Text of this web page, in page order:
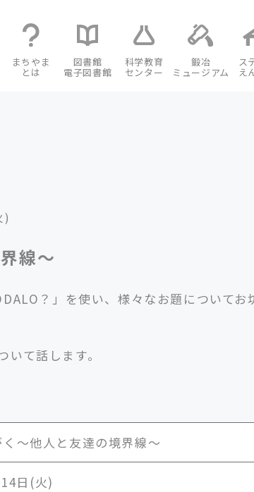
まちやま
とは
図書館
電子図書館
科学教育
センター
鍛冶
ミュージアム
ス
え
)
線〜
？」を使い、様々なお題についてお
て話します。
〜他人と友達の境界線〜
日(火)